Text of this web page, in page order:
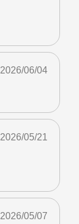
2026/06/04
2026/05/21
2026/05/07